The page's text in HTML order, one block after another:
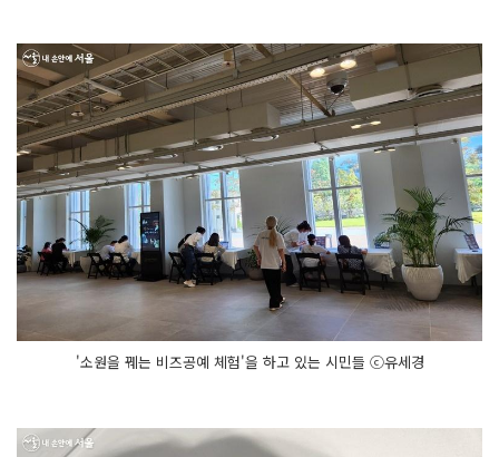
'소원을 꿰는 비즈공예 체험'을 하고 있는 시민들 ⓒ유세경